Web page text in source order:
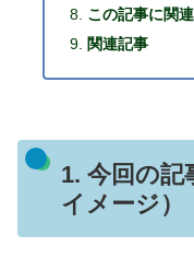
この記事に関
関連記事
1. 今回の
イメージ）